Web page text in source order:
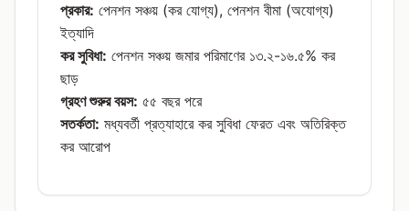
প্রকার: পেনশন সঞ্চয় (কর যোগ্য), পেনশন বীমা (অযোগ্য)
ইত্যাদি
কর সুবিধা: পেনশন সঞ্চয় জমার পরিমাণের ১৩.২-১৬.৫% কর
ছাড়
গ্রহণ শুরুর বয়স: ৫৫ বছর পরে
সতর্কতা: মধ্যবর্তী প্রত্যাহারে কর সুবিধা ফেরত এবং অতিরিক্ত
কর আরোপ